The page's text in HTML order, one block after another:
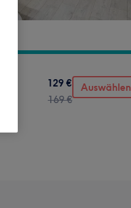
129 €
169 €
Auswählen